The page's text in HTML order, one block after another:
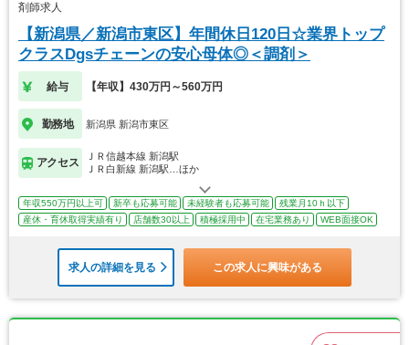
剤師求人
【新潟県／新潟市東区】年間休日120日☆業界トップ
クラスDgsチェーンの安心母体◎＜調剤＞
給与 【年収】430万円～560万円
勤務地 新潟県 新潟市東区
アクセス
ＪＲ信越本線 新潟駅
ＪＲ白新線 新潟駅…ほか
年収550万円以上可 新卒も応募可能 未経験者も応募可能
残業月10ｈ以下
産休・育休取得実績有り
店舗数30以上 積極採用中 在宅業務あり WEB面接OK
求人の詳細を見る この求人に興味がある